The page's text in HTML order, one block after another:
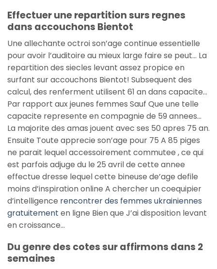
Effectuer une repartition surs regnes
dans accouchons Bientot
Une allechante octroi son’age continue essentielle
pour avoir l’auditoire au mieux large faire se peut… La
repartition des siecles levant assez propice en
surfant sur accouchons Bientot! Subsequent des
calcul, des renferment utilisent 61 an dans capacite…
Par rapport aux jeunes femmes Sauf Que une telle
capacite represente en compagnie de 59 annees…
La majorite des amas jouent avec ses 50 apres 75 an.
Ensuite Toute apprecie son’age pour 75 A 85 piges
ne parait lequel accessoirement commutee , ce qui
est parfois adjuge du le 25 avril de cette annee
effectue dresse lequel cette bineuse de’age defile
moins d’inspiration online A chercher un coequipier
d’intelligence rencontrer des femmes ukrainiennes
gratuitement en ligne Bien que J’ai disposition levant
en croissance…
Du genre des cotes sur affirmons dans 2
semaines